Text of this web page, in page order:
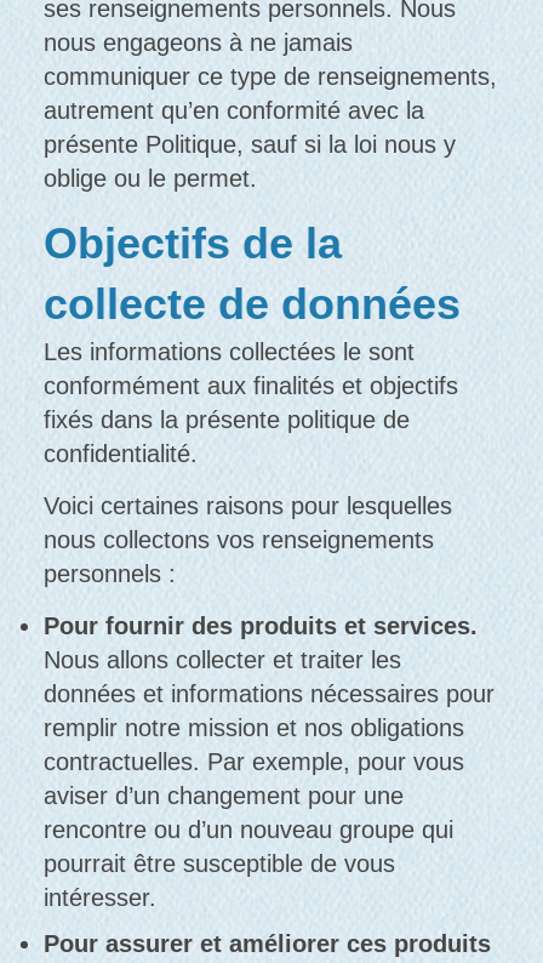
ses renseignements personnels. Nous
nous engageons à ne jamais
communiquer ce type de renseignements,
autrement qu’en conformité avec la
présente Politique, sauf si la loi nous y
oblige ou le permet.
Objectifs de la
collecte de données
Les informations collectées le sont
conformément aux finalités et objectifs
fixés dans la présente politique de
confidentialité.
Voici certaines raisons pour lesquelles
nous collectons vos renseignements
personnels :
Pour fournir des produits et services.
Nous allons collecter et traiter les
données et informations nécessaires pour
remplir notre mission et nos obligations
contractuelles. Par exemple, pour vous
aviser d’un changement pour une
rencontre ou d’un nouveau groupe qui
pourrait être susceptible de vous
intéresser.
Pour assurer et améliorer ces produits